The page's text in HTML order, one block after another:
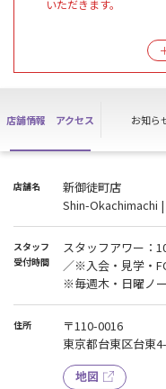
いただきます。
※期間中は清掃スタッ
※各種お手続き、ハイ
す。
皆様にはご不便をお掛
願いいたします。
【断水のお知らせ／
2026年8月22日（土）
入居ビル貯水槽清掃に
作業中、シャワールー
ください。
（洗面台は備え付けの
【完全予約制／By
混雑防止のため、入会
来館の際は事前にご連
店舗情報 アクセス お知ら
店舗名
新御徒町店
Shin-Okachimachi
スタッフ
受付時間
スタッフアワー：
／※入会・見学・
※毎週木・日曜ノ
住所
〒110-0016
東京都台東区台東
地図